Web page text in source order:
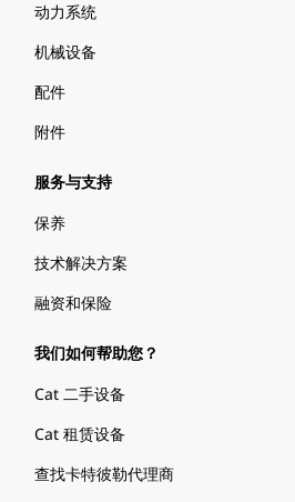
动力系统
机械设备
配件
附件
服务与支持
保养
技术解决方案
融资和保险
我们如何帮助您？
Cat 二手设备
Cat 租赁设备
查找卡特彼勒代理商